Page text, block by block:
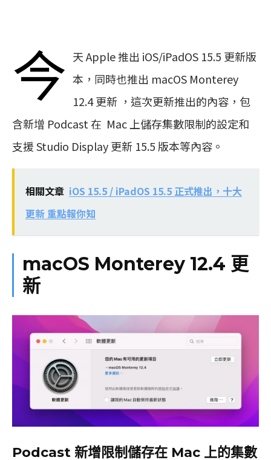
今 天 Apple 推出 iOS/iPadOS 15.5 更新版
本，同時也推出 macOS Monterey
12.4 更新 ，這次更新推出的內容，包
含新增 Podcast 在 Mac 上儲存集數限制的設定和
支援 Studio Display 更新 15.5 版本等內容。
相關文章 iOS 15.5 / iPadOS 15.5 正式推出，十大
更新 重點報你知
macOS Monterey 12.4 更
新
Podcast 新增限制儲存在 Mac 上的集數